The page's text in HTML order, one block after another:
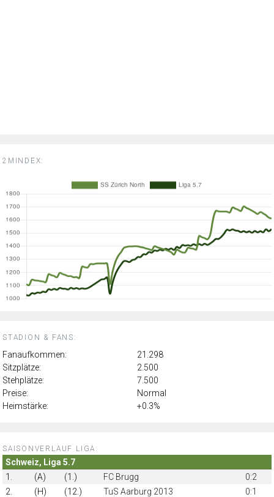
2MINDEX:
STADION & FANS:
Fanaufkommen:
21.298
Sitzplätze:
2.500
Stehplätze:
7.500
Preise:
Normal
Heimstärke:
+0.3%
SAISONVERLAUF LIGA:
Schweiz, Liga 5.7
1.
(A) (1.) FC Brugg
0:2
2.
(H) (12.) TuS Aarburg 2013
0:1